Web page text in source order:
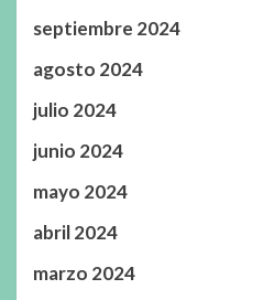
septiembre 2024
agosto 2024
julio 2024
junio 2024
mayo 2024
abril 2024
marzo 2024